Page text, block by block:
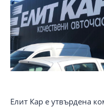
Елит Кар е утвърдена